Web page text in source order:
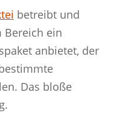
betreibt und
Bereich ein
anbietet, der
Das bloße